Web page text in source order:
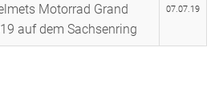
Motorrad Grand
auf dem Sachsenring
07.07.19